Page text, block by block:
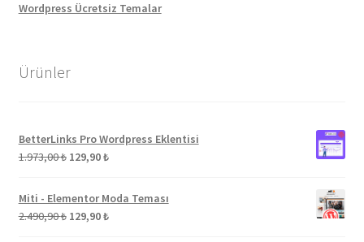
Wordpress Ücretsiz Temalar
Ürünler
BetterLinks Pro Wordpress Eklentisi
1.973,00₺ Orijinal
1.973,00 ₺.
129,90₺Şu
fiyat:
Miti - Elementor Moda Teması
2.490,90₺ Orijinal
129,90₺Şu